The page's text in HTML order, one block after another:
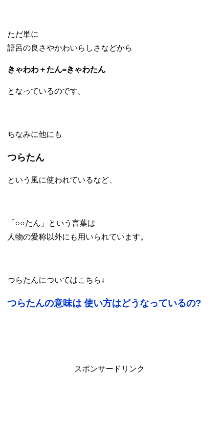
ただ単に
語呂の良さやかわいらしさなどから
きゃわわ＋たん=きゃわたん
となっているのです。
ちなみに他にも
つらたん
という風に使われているなど、
「○○たん」という言葉は
人物の愛称以外にも用いられています。
つらたんについてはこちら↓
つらたんの意味は 使い方はどうなっているの?
スポンサードリンク